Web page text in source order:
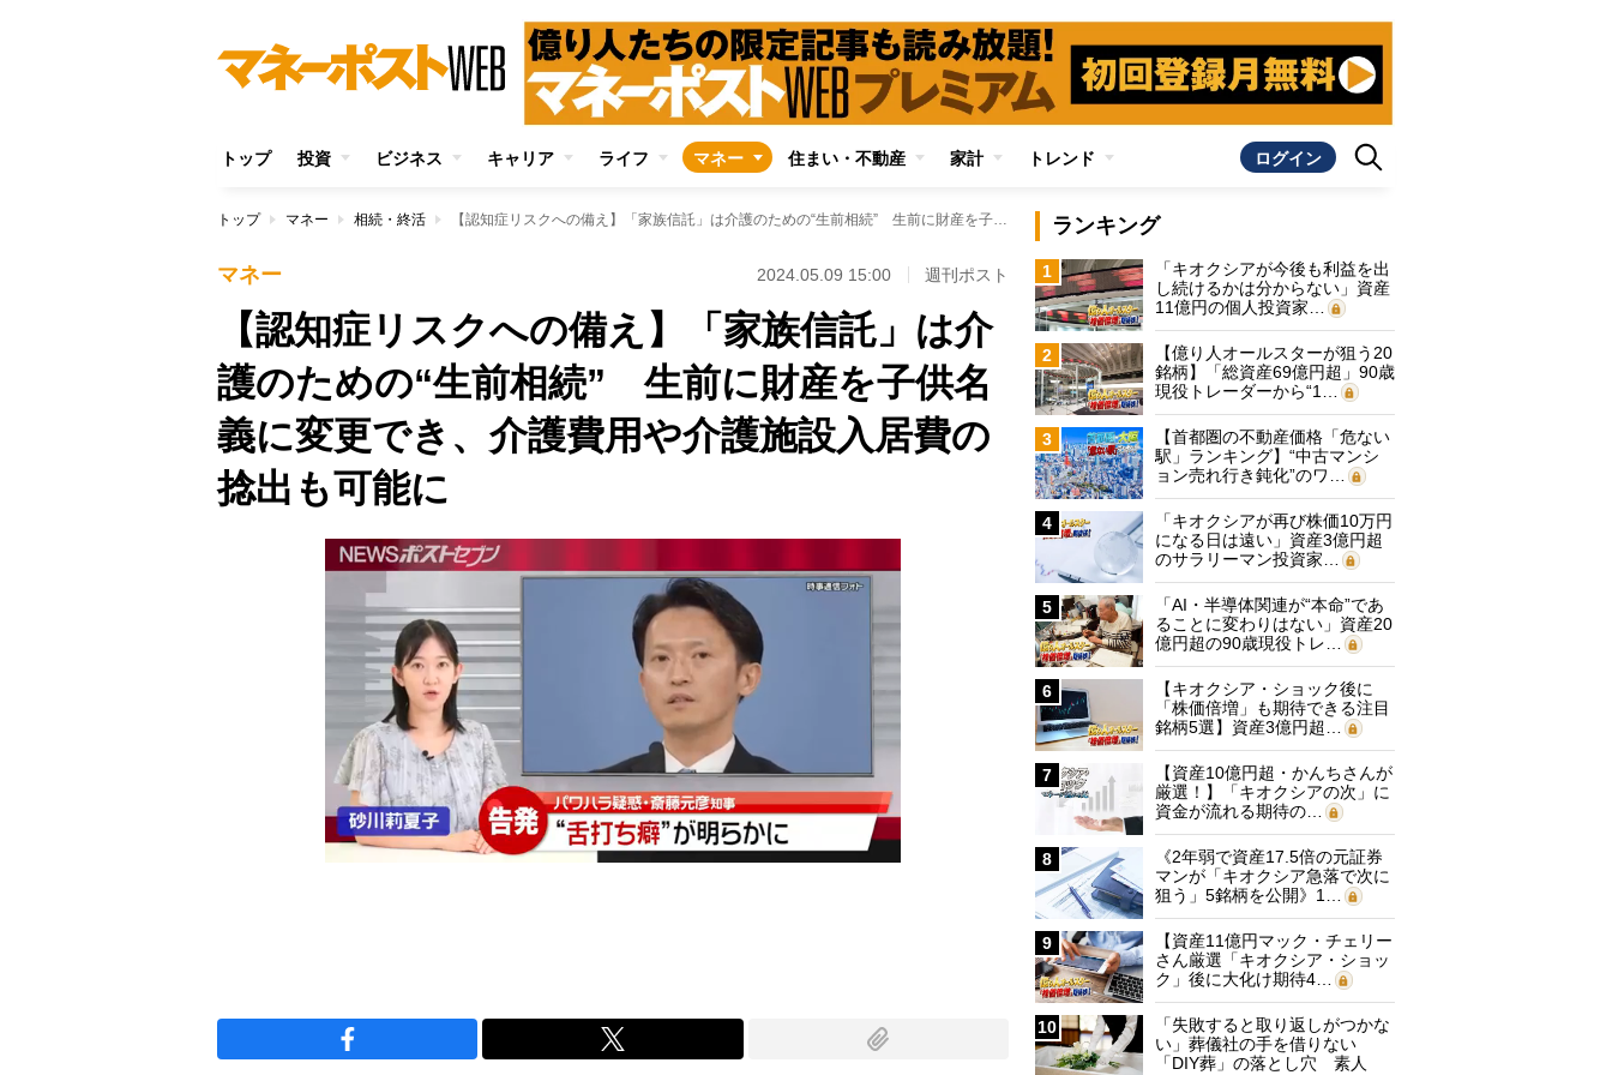
トップ 投資 ビジネス キャリア ライフ マネー 住まい・不動産 家計 トレンド ログイン
トップ マネー 相続・終活 【認知症リスクへの備え】「家族信託」は介護のための“生前相続” 生前に財産を子供名義に変更でき、介護費用や介護施設入居費の捻出も可能に
マネー 2024.05.09 15:00 週刊ポスト
【認知症リスクへの備え】「家族信託」は介
護のための“生前相続” 生前に財産を子供名
義に変更でき、介護費用や介護施設入居費の
捻出も可能に
ランキング
1
「キオクシアが今後も利益を出
し続けるかは分からない」資産
11億円の個人投資家…
2
【億り人オールスターが狙う20
銘柄】「総資産69億円超」90歳
現役トレーダーから“1…
3
【首都圏の不動産価格「危ない
駅」ランキング】“中古マンシ
ョン売れ行き鈍化”のワ…
4
「キオクシアが再び株価10万円
になる日は遠い」資産3億円超
のサラリーマン投資家…
5
「AI・半導体関連が“本命”であ
ることに変わりはない」資産20
億円超の90歳現役トレ…
6
【キオクシア・ショック後に
「株価倍増」も期待できる注目
銘柄5選】資産3億円超…
7
【資産10億円超・かんちさんが
厳選！】「キオクシアの次」に
資金が流れる期待の…
8
《2年弱で資産17.5倍の元証券
マンが「キオクシア急落で次に
狙う」5銘柄を公開》1…
9
【資産11億円マック・チェリー
さん厳選「キオクシア・ショッ
ク」後に大化け期待4…
10
「失敗すると取り返しがつかな
い」葬儀社の手を借りない
「DIY葬」の落とし穴 素人